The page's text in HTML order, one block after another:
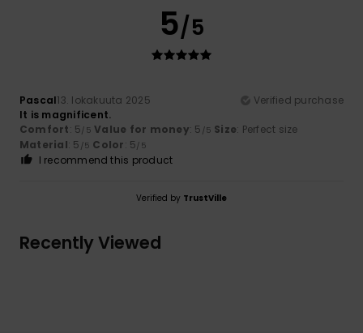
5/5
Pascal13. lokakuuta 2025
Verified purchase
It is magnificent.
Comfort: 5/5 Value for money: 5 /5 Size: Perfect size
Material: 5 /5 Color: 5/5
I recommend this product
Verified by TrustVille
Recently Viewed